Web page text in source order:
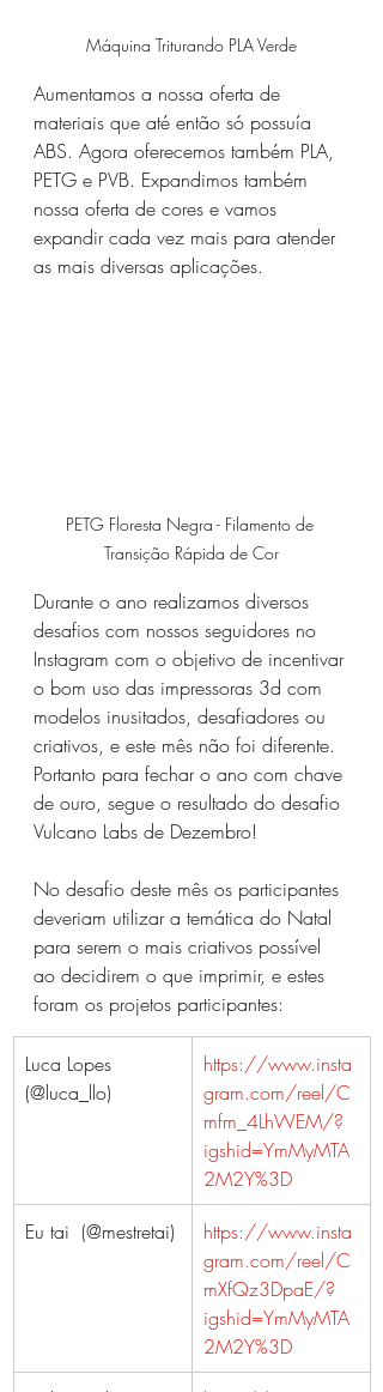
Máquina Triturando PLA Verde
Aumentamos a nossa oferta de
materiais que até então só possuía
ABS. Agora oferecemos também PLA,
PETG e PVB. Expandimos também
nossa oferta de cores e vamos
expandir cada vez mais para atender
as mais diversas aplicações.
PETG Floresta Negra - Filamento de
Transição Rápida de Cor
Durante o ano realizamos diversos
desafios com nossos seguidores no
Instagram com o objetivo de incentivar
o bom uso das impressoras 3d com
modelos inusitados, desafiadores ou
criativos, e este mês não foi diferente.
Portanto para fechar o ano com chave
de ouro, segue o resultado do desafio
Vulcano Labs de Dezembro!
No desafio deste mês os participantes
deveriam utilizar a temática do Natal
para serem o mais criativos possível
ao decidirem o que imprimir, e estes
foram os projetos participantes:
Luca Lopes
(@luca_llo)
https://www.insta
gram.com/reel/C
mfm_4LhWEM/?
igshid=YmMyMTA
2M2Y%3D
Eu tai  (@mestretai)
https://www.insta
gram.com/reel/C
mXfQz3DpaE/?
igshid=YmMyMTA
2M2Y%3D